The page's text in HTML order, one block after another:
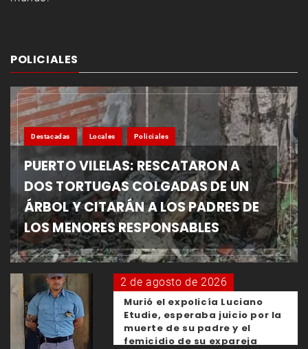
POLICIALES
Destacadas Locales Policiales
PUERTO VILELAS: RESCATARON A
DOS TORTUGAS COLGADAS DE UN
ÁRBOL Y CITARÁN A LOS PADRES DE
LOS MENORES RESPONSABLES
2 de agosto de 2026
Murió el expolicía Luciano
Etudie, esperaba juicio por la
muerte de su padre y el
femicidio de su expareja